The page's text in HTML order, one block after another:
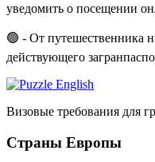
уведомить о посещении
🟢 - От путешественника
действующего
Визовые требования для
Страны Европы